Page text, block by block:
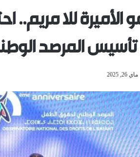
الأميرة للا مريم..
المرصد
ماي 26, 2025